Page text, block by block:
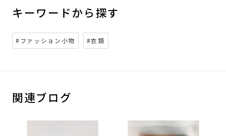
キーワードから探す
#ファッション小物 #衣類
関連ブログ